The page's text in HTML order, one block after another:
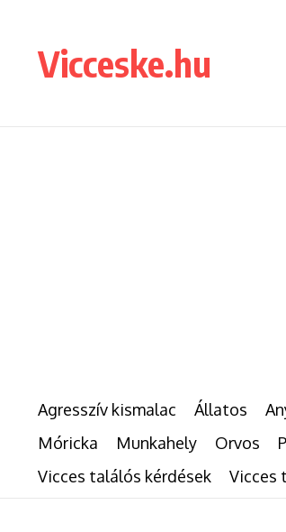
Vicceske.hu
Agresszív kismalac Állatos
Móricka
Munkahely Orvos
Vicces találós kérdések
Vicces